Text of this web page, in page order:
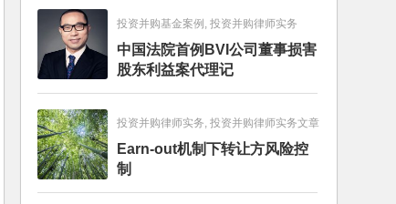
投资并购基金案例, 投资并购律师实务
中国法院首例BVI公司董事损害
股东利益案代理记
投资并购律师实务, 投资并购律师实务文章
Earn-out机制下转让方风险控
制